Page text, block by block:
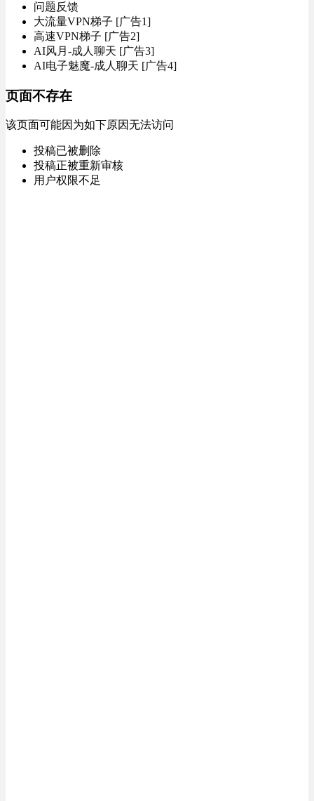
问题反馈
大流量VPN梯子 [广告1]
高速VPN梯子 [广告2]
AI风月-成人聊天 [广告3]
AI电子魅魔-成人聊天 [广告4]
页面不存在
该页面可能因为如下原因无法访问
投稿已被删除
投稿正被重新审核
用户权限不足